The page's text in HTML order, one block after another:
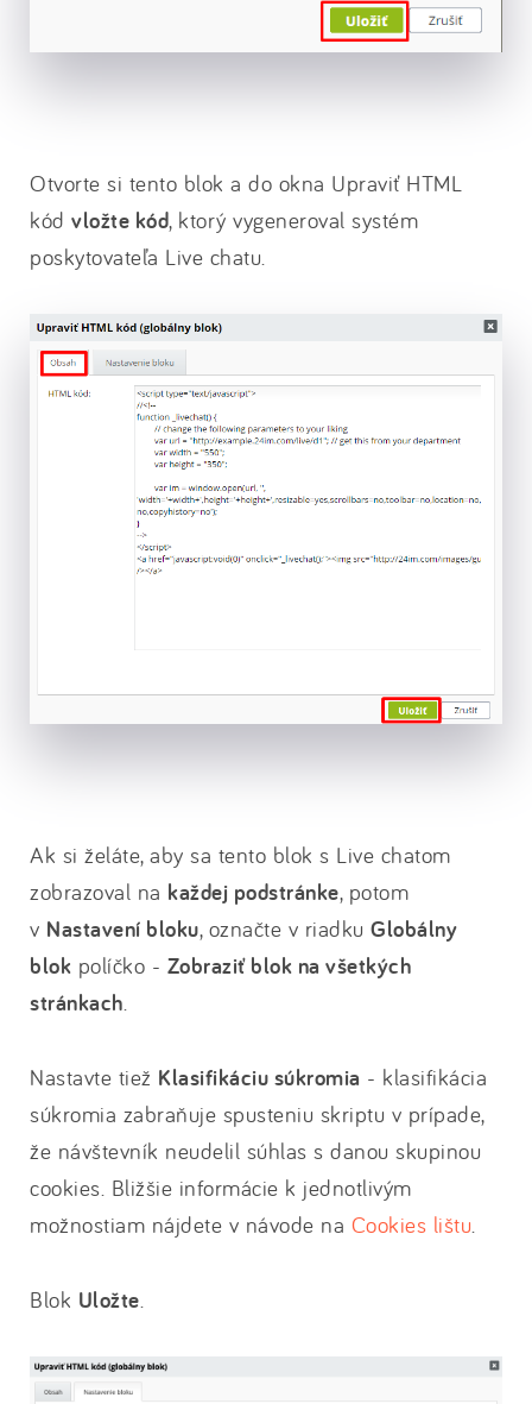
Otvorte si tento blok a do okna Upraviť HTML
kód vložte kód, ktorý vygeneroval systém
poskytovateľa Live chatu.
Ak si želáte, aby sa tento blok s Live chatom
zobrazoval na každej podstránke, potom
v Nastavení bloku, označte v riadku Globálny
blok políčko - Zobraziť blok na všetkých
stránkach.
Nastavte tiež Klasifikáciu súkromia - klasifikácia
súkromia zabraňuje spusteniu skriptu v prípade,
že návštevník neudelil súhlas s danou skupinou
cookies. Bližšie informácie k jednotlivým
možnostiam nájdete v návode na Cookies lištu.
Blok Uložte.